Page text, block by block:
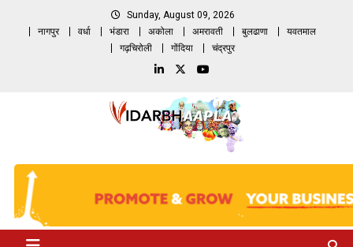
Sunday, August 09, 2026
नागपुर
वर्धा भंडारा अकोला अमरावती बुलढाणा
यवतमाल
गढ़चिरोली
गोंदिया चंद्रपुर